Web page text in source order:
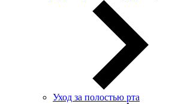
Уход за полостью рта